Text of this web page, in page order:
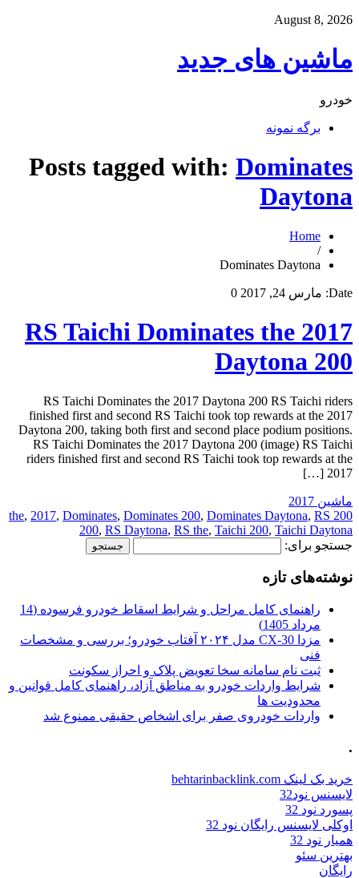
August 8, 2026
ماشین های جدید
خودرو
برگه نمونه
Posts tagged with: Dominates
Daytona
Home
/
Dominates Daytona
Date: مارس 24, 2017 0
RS Taichi Dominates the 2017
Daytona 200
RS Taichi Dominates the 2017 Daytona 200 RS Taichi riders
finished first and second RS Taichi took top rewards at the 2017
Daytona 200, taking both first and second place podium positions.
RS Taichi Dominates the 2017 Daytona 200 (image) RS Taichi
riders finished first and second RS Taichi took top rewards at the
2017 […]
ماشین 2017
200 the
, 2017, Dominates, Dominates 200, Dominates Daytona, RS
200, RS Daytona, RS the, Taichi 200, Taichi Daytona
جستجو برای:
نوشته‌های تازه
راهنمای کامل مراحل و شرایط اسقاط خودرو فرسوده (14
مرداد 1405)
مزدا CX-30 مدل ۲۰۲۴ آفتاب خودرو؛ بررسی و مشخصات
فنی
ثبت نام سامانه سخا تعویض پلاک و احراز سکونت
شرایط واردات خودرو به مناطق آزاد، راهنمای کامل قوانین و
محدودیت ها
واردات خودروی صفر برای اشخاص حقیقی ممنوع شد
.
خرید بک لینک behtarinbacklink.com
لایسنس نود32
پسورد نود 32
اوکلی لایسنس رایگان نود 32
همیار نود 32
بهترین سئو
رایگان